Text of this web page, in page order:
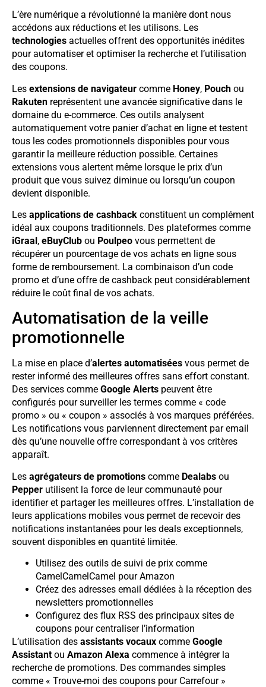
L’ère numérique a révolutionné la manière dont nous
accédons aux réductions et les utilisons. Les
technologies actuelles offrent des opportunités inédites
pour automatiser et optimiser la recherche et l’utilisation
des coupons.
Les extensions de navigateur comme Honey, Pouch ou
Rakuten représentent une avancée significative dans le
domaine du e-commerce. Ces outils analysent
automatiquement votre panier d’achat en ligne et testent
tous les codes promotionnels disponibles pour vous
garantir la meilleure réduction possible. Certaines
extensions vous alertent même lorsque le prix d’un
produit que vous suivez diminue ou lorsqu’un coupon
devient disponible.
Les applications de cashback constituent un complément
idéal aux coupons traditionnels. Des plateformes comme
iGraal, eBuyClub ou Poulpeo vous permettent de
récupérer un pourcentage de vos achats en ligne sous
forme de remboursement. La combinaison d’un code
promo et d’une offre de cashback peut considérablement
réduire le coût final de vos achats.
Automatisation de la veille
promotionnelle
La mise en place d’alertes automatisées vous permet de
rester informé des meilleures offres sans effort constant.
Des services comme Google Alerts peuvent être
configurés pour surveiller les termes comme « code
promo » ou « coupon » associés à vos marques préférées.
Les notifications vous parviennent directement par email
dès qu’une nouvelle offre correspondant à vos critères
apparaît.
Les agrégateurs de promotions comme Dealabs ou
Pepper utilisent la force de leur communauté pour
identifier et partager les meilleures offres. L’installation de
leurs applications mobiles vous permet de recevoir des
notifications instantanées pour les deals exceptionnels,
souvent disponibles en quantité limitée.
Utilisez des outils de suivi de prix comme
CamelCamelCamel pour Amazon
Créez des adresses email dédiées à la réception des
newsletters promotionnelles
Configurez des flux RSS des principaux sites de
coupons pour centraliser l’information
L’utilisation des assistants vocaux comme Google
Assistant ou Amazon Alexa commence à intégrer la
recherche de promotions. Des commandes simples
comme « Trouve-moi des coupons pour Carrefour »